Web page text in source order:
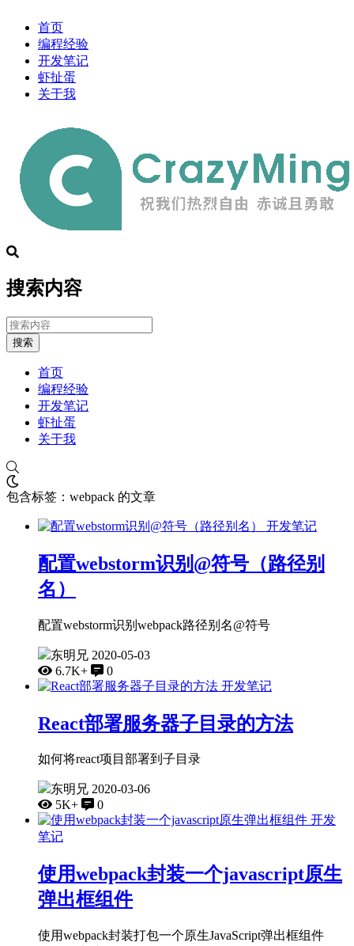
首页
编程经验
开发笔记
虾扯蛋
关于我
搜索内容
搜索
首页
编程经验
开发笔记
虾扯蛋
关于我
包含标签：webpack 的文章
开发笔记
配置webstorm识别@符号（路径别
名）
配置webstorm识别webpack路径别名@符号
东明兄 2020-05-03
6.7K+
0
开发笔记
React部署服务器子目录的方法
如何将react项目部署到子目录
东明兄 2020-03-06
5K+
0
开发
笔记
使用webpack封装一个javascript原生
弹出框组件
使用webpack封装打包一个原生JavaScript弹出框组件